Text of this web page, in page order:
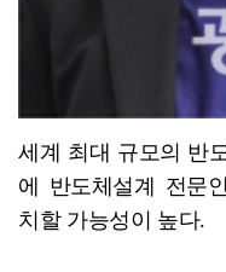
세계 최대 규모의 반
에 반도체설계 전문
치할 가능성이 높다.